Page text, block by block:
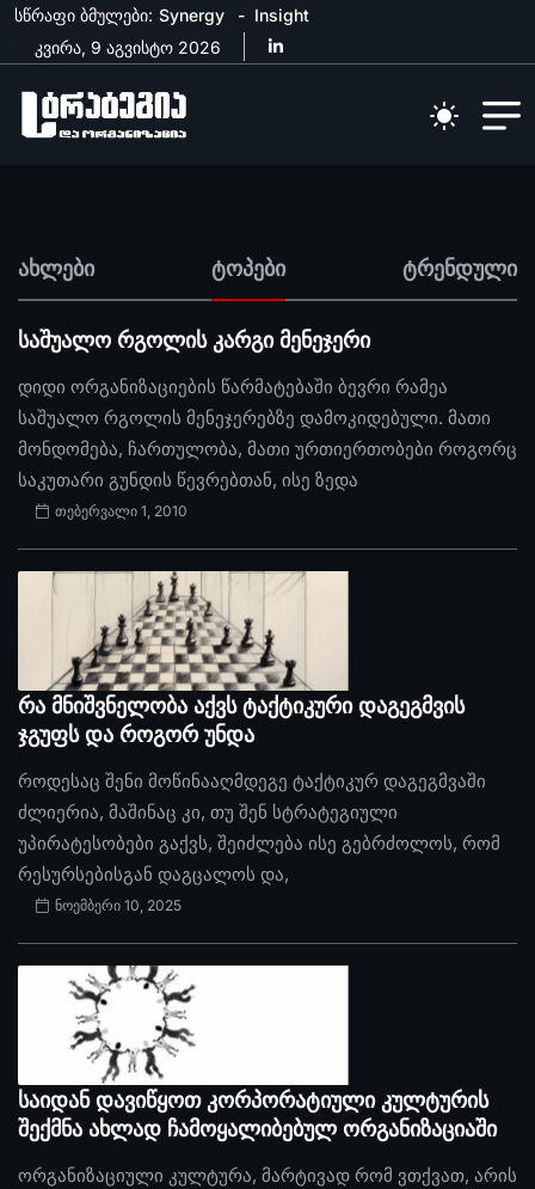
სწრაფი ბმულები: Synergy
Insight
კვირა, 9 აგვისტო 2026
ახლები ტოპები ტრენდული
საშუალო რგოლის კარგი მენეჯერი
დიდი ორგანიზაციების წარმატებაში ბევრი რამეა
საშუალო რგოლის მენეჯერებზე დამოკიდებული. მათი
მონდომება, ჩართულობა, მათი ურთიერთობები როგორც
საკუთარი გუნდის წევრებთან, ისე ზედა
თებერვალი 1, 2010
რა მნიშვნელობა აქვს ტაქტიკური დაგეგმვის
ჯგუფს და როგორ უნდა
როდესაც შენი მოწინააღმდეგე ტაქტიკურ დაგეგმვაში
ძლიერია, მაშინაც კი, თუ შენ სტრატეგიული
უპირატესობები გაქვს, შეიძლება ისე გებრძოლოს, რომ
რესურსებისგან დაგცალოს და,
ნოემბერი 10, 2025
საიდან დავიწყოთ კორპორატიული კულტურის
შექმნა ახლად ჩამოყალიბებულ ორგანიზაციაში
ორგანიზაციული კულტურა, მარტივად რომ ვთქვათ, არის